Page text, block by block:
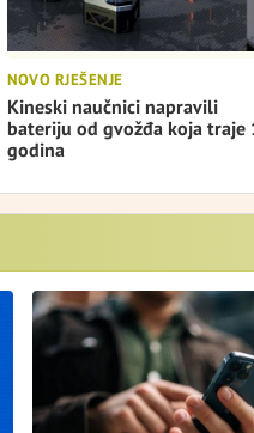
NOVO RJEŠENJE
Kineski naučnici napravili
bateriju od gvožđa koja traje
godina